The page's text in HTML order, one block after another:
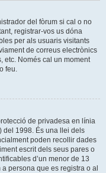
del fòrum si cal o no
registrar-vos us dóna
per als usuaris visitants
de correus electrònics
etc. Només cal un moment
feu.
de privadesa en línia
del 1998. És una llei dels
poden recollir dades
escrit dels seus pares o
d’un menor de 13
persona que es registra o al